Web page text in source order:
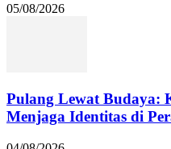
05/08/2026
Pulang Lewat Budaya:
Menjaga Identitas di